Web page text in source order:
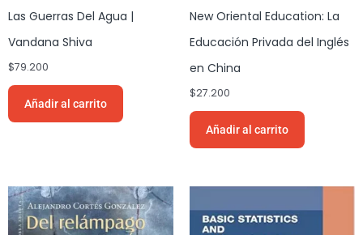
Las Guerras Del Agua |
Vandana Shiva
$79.200
Añadir al carrito
New Oriental Education: La
Educación Privada del Inglés
en China
$27.200
Añadir al carrito